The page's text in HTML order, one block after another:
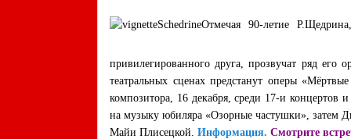
Отмечая 90-летие
привилегированного друга, прозвучат ряд
театральных сценах предстанут оперы
композитора, 16 декабря, среди 17-и концертов
на музыку юбиляра «Озорные частушки», затем
Майи Плисецкой. Информация. Смотрите